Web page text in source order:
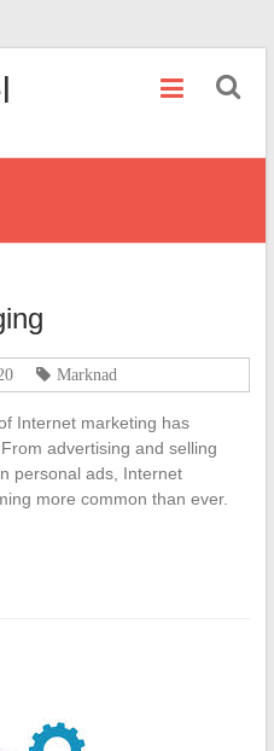
Marknad
Internet marketing has
advertising and selling
personal ads, Internet
more common than ever.